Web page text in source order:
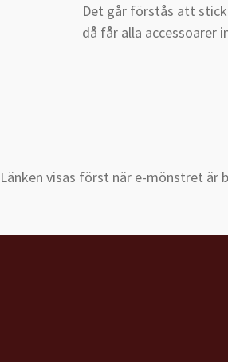
Det går förstås att
då får alla accessoarer
Länken visas först när e-mönstret är